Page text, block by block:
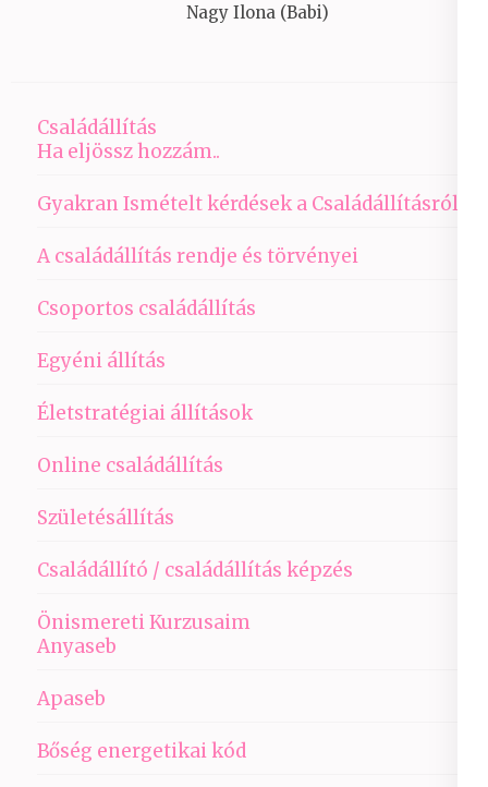
Nagy Ilona (Babi)
Családállítás
Ha eljössz hozzám..
Gyakran Ismételt kérdések a Családállításról
A családállítás rendje és törvényei
Csoportos családállítás
Egyéni állítás
Életstratégiai állítások
Online családállítás
Születésállítás
Családállító / családállítás képzés
Önismereti Kurzusaim
Anyaseb
Apaseb
Bőség energetikai kód